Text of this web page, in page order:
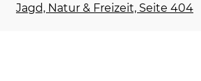
Jagd, Natur & Freizeit, Seite 404